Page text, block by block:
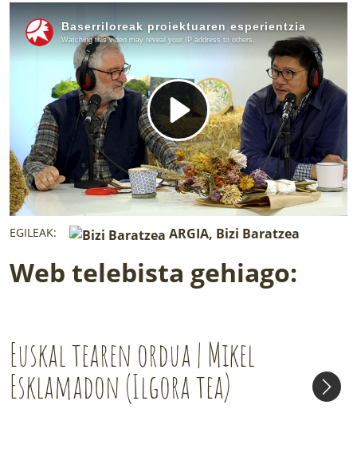
LURRAREN AGENDA
AZOKA
EGILEAK: ARGIA, Bizi Baratzea
Web telebista gehiago:
Euskal tearen ordua | Mikel
Esklamadon (Ilgora tea)